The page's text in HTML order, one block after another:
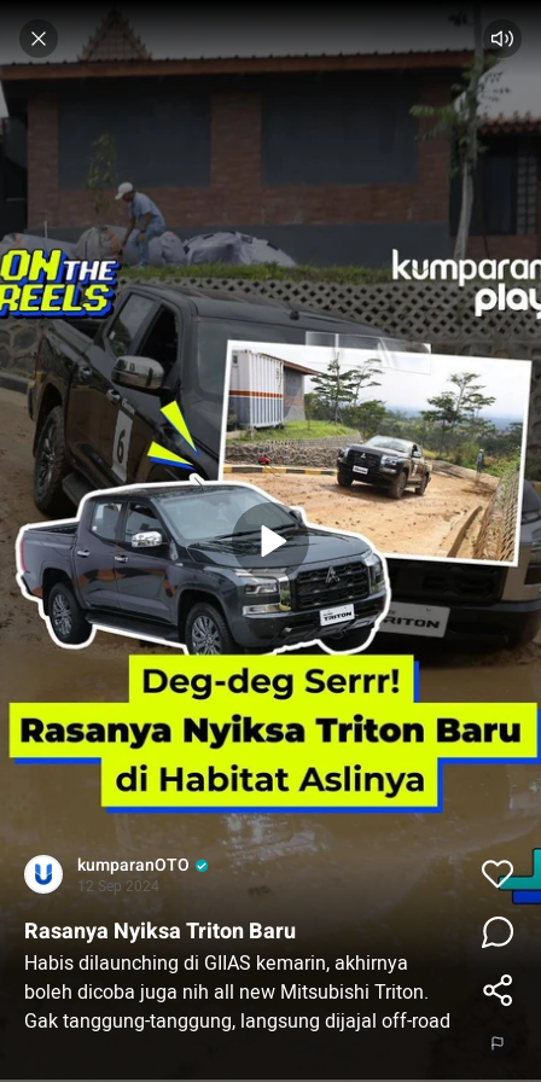
kumparanOTO
12 Sep 2024
Rasanya Nyiksa Triton Baru
Habis dilaunching di GIIAS kemarin, akhirnya
boleh dicoba juga nih all new Mitsubishi Triton.
Gak tanggung-tanggung, langsung dijajal off-road